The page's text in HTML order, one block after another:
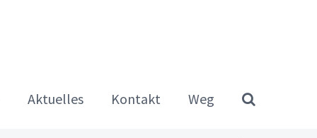
Aktuelles Kontakt Weg